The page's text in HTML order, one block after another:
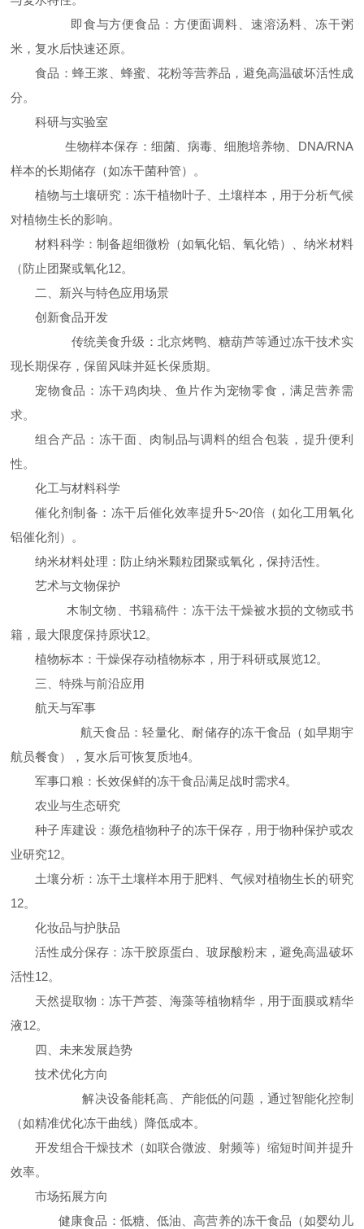
即食与方便食品：方便面调料、速溶汤料、冻干粥
米，复水后快速还原。
食品：蜂王浆、蜂蜜、花粉等营养品，避免高温破坏活性成
分。
科研与实验室
生物样本保存：细菌、病毒、细胞培养物、DNA/RNA
样本的长期储存（如冻干菌种管）。
植物与土壤研究：冻干植物叶子、土壤样本，用于分析气候
对植物生长的影响。
材料科学：制备超细微粉（如氧化铝、氧化锆）、纳米材料
（防止团聚或氧化12。
二、新兴与特色应用场景
创新食品开发
传统美食升级：北京烤鸭、糖葫芦等通过冻干技术实
现长期保存，保留风味并延长保质期。
宠物食品：冻干鸡肉块、鱼片作为宠物零食，满足营养需
求。
组合产品：冻干面、肉制品与调料的组合包装，提升便利
性。
化工与材料科学
催化剂制备：冻干后催化效率提升5~20倍（如化工用氧化
铝催化剂）。
纳米材料处理：防止纳米颗粒团聚或氧化，保持活性。
艺术与文物保护
木制文物、书籍稿件：冻干法干燥被水损的文物或书
籍，最大限度保持原状12。
植物标本：干燥保存动植物标本，用于科研或展览12。
三、特殊与前沿应用
航天与军事
航天食品：轻量化、耐储存的冻干食品（如早期宇
航员餐食），复水后可恢复质地4。
军事口粮：长效保鲜的冻干食品满足战时需求4。
农业与生态研究
种子库建设：濒危植物种子的冻干保存，用于物种保护或农
业研究12。
土壤分析：冻干土壤样本用于肥料、气候对植物生长的研究
12。
化妆品与护肤品
活性成分保存：冻干胶原蛋白、玻尿酸粉末，避免高温破坏
活性12。
天然提取物：冻干芦荟、海藻等植物精华，用于面膜或精华
液12。
四、未来发展趋势
技术优化方向
解决设备能耗高、产能低的问题，通过智能化控制
（如精准优化冻干曲线）降低成本。
开发组合干燥技术（如联合微波、射频等）缩短时间并提升
效率。
市场拓展方向
健康食品：低糖、低油、高营养的冻干食品（如婴幼儿